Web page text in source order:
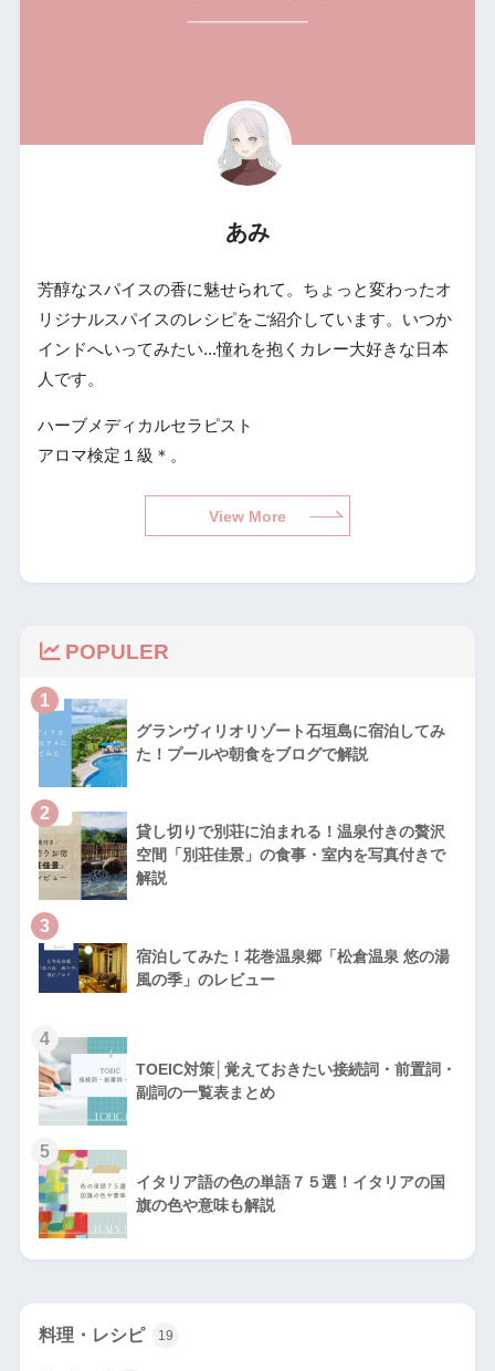
あみ
芳醇なスパイスの香に魅せられて。ちょっと変わったオ
リジナルスパイスのレシピをご紹介しています。いつか
インドへいってみたい...憧れを抱くカレー大好きな日本
人です。
ハーブメディカルセラピスト
アロマ検定１級＊。
View More
POPULER
1
グランヴィリオリゾート石垣島に宿泊してみ
た！プールや朝食をブログで解説
2
貸し切りで別荘に泊まれる！温泉付きの贅沢
空間「別荘佳景」の食事・室内を写真付きで
解説
3
宿泊してみた！花巻温泉郷「松倉温泉 悠の湯
風の季」のレビュー
4
TOEIC対策│覚えておきたい接続詞・前置詞・
副詞の一覧表まとめ
5
イタリア語の色の単語７５選！イタリアの国
旗の色や意味も解説
料理・レシピ 19